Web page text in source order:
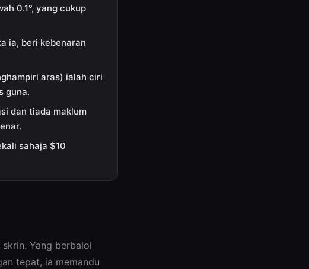
0.1°, yang cukup
ia, beri kebenaran
aras) ialah ciri
guna.
dan tiada maklum
sahaja $10
Yang berbaloi
tepat, ia memandu